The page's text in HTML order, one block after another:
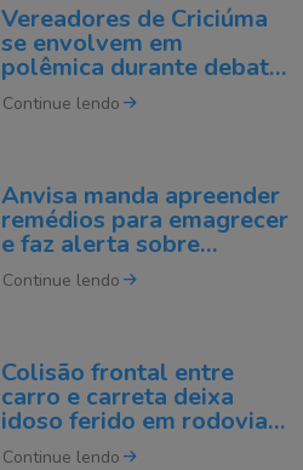
Vereadores de Criciúma
se envolvem em
polêmica durante debate
na Câmara
Continue lendo
Anvisa manda apreender
remédios para emagrecer
e faz alerta sobre
testosterona falsificada
Continue lendo
Colisão frontal entre
carro e carreta deixa
idoso ferido em rodovia
de SC
Continue lendo